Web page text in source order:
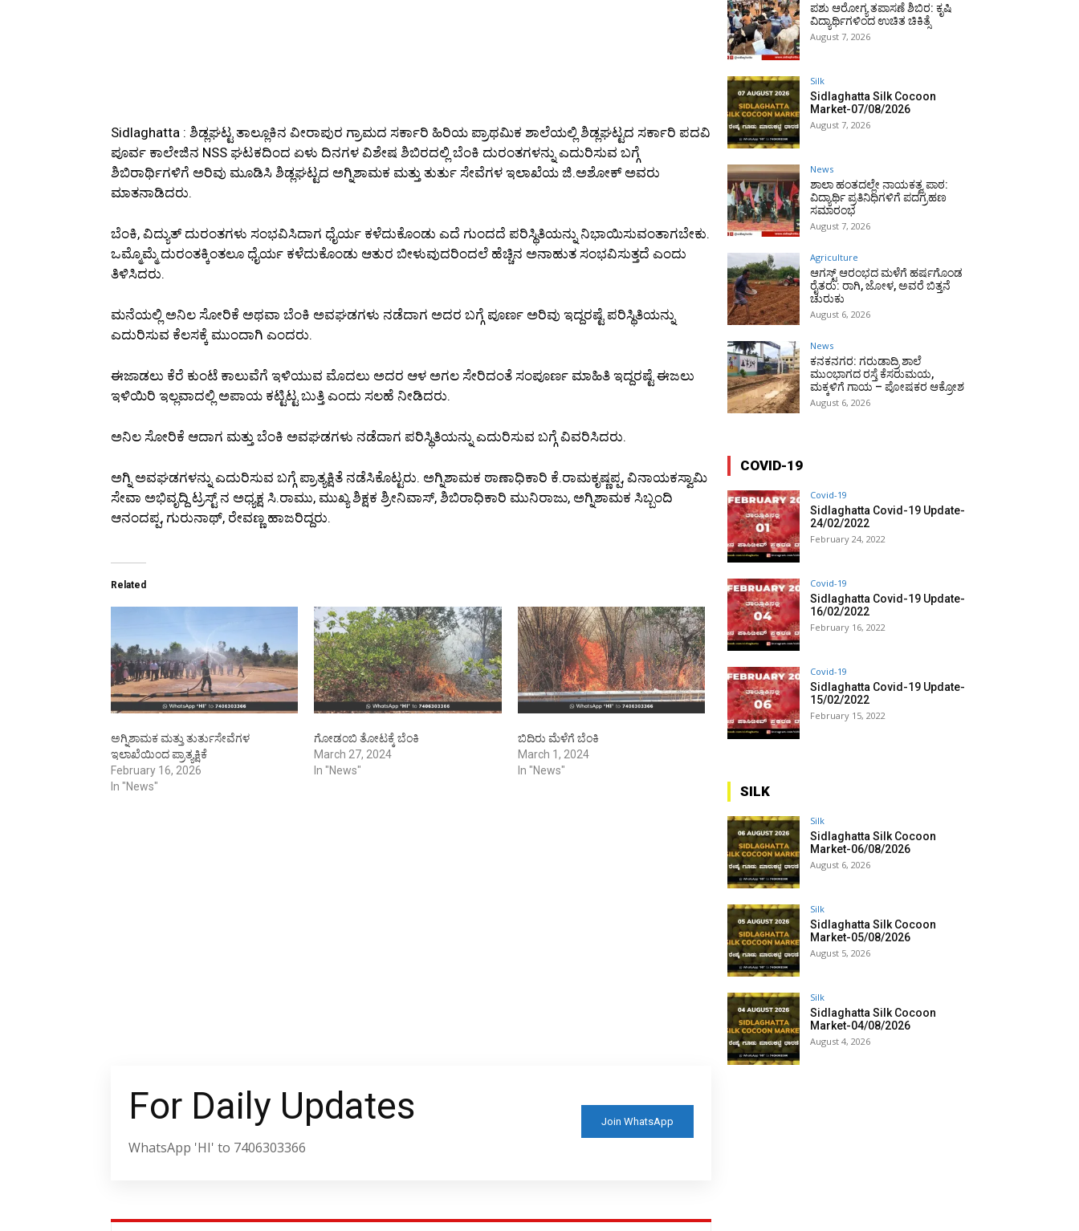
Sidlaghatta : ಶಿಡ್ಲಘಟ್ಟ ತಾಲ್ಲೂಕಿನ ವೀರಾಪುರ ಗ್ರಾಮದ ಸರ್ಕಾರಿ ಹಿರಿಯ ಪ್ರಾಥಮಿಕ ಶಾಲೆಯಲ್ಲಿ ಶಿಡ್ಲಘಟ್ಟದ ಸರ್ಕಾರಿ ಪದವಿ
ಪೂರ್ವ ಕಾಲೇಜಿನ NSS ಘಟಕದಿಂದ ಏಳು ದಿನಗಳ ವಿಶೇಷ ಶಿಬಿರದಲ್ಲಿ ಬೆಂಕಿ ದುರಂತಗಳನ್ನು ಎದುರಿಸುವ ಬಗ್ಗೆ
ಶಿಬಿರಾರ್ಥಿಗಳಿಗೆ ಅರಿವು ಮೂಡಿಸಿ ಶಿಡ್ಲಘಟ್ಟದ ಅಗ್ನಿಶಾಮಕ ಮತ್ತು ತುರ್ತು ಸೇವೆಗಳ ಇಲಾಖೆಯ ಜಿ.ಅಶೋಕ್ ಅವರು
ಮಾತನಾಡಿದರು.
ಬೆಂಕಿ, ವಿದ್ಯುತ್ ದುರಂತಗಳು ಸಂಭವಿಸಿದಾಗ ಧೈರ್ಯ ಕಳೆದುಕೊಂಡು ಎದೆ ಗುಂದದೆ ಪರಿಸ್ಥಿತಿಯನ್ನು ನಿಭಾಯಿಸುವಂತಾಗಬೇಕು.
ಒಮ್ಮೊಮ್ಮೆ ದುರಂತಕ್ಕಿಂತಲೂ ಧೈರ್ಯ ಕಳೆದುಕೊಂಡು ಆತುರ ಬೀಳುವುದರಿಂದಲೆ ಹೆಚ್ಚಿನ ಅನಾಹುತ ಸಂಭವಿಸುತ್ತದೆ ಎಂದು
ತಿಳಿಸಿದರು.
ಮನೆಯಲ್ಲಿ ಅನಿಲ ಸೋರಿಕೆ ಅಥವಾ ಬೆಂಕಿ ಅವಘಡಗಳು ನಡೆದಾಗ ಅದರ ಬಗ್ಗೆ ಪೂರ್ಣ ಅರಿವು ಇದ್ದರಷ್ಟೆ ಪರಿಸ್ಥಿತಿಯನ್ನು
ಎದುರಿಸುವ ಕೆಲಸಕ್ಕೆ ಮುಂದಾಗಿ ಎಂದರು.
ಈಜಾಡಲು ಕೆರೆ ಕುಂಟೆ ಕಾಲುವೆಗೆ ಇಳಿಯುವ ಮೊದಲು ಅದರ ಆಳ ಅಗಲ ಸೇರಿದಂತೆ ಸಂಪೂರ್ಣ ಮಾಹಿತಿ ಇದ್ದರಷ್ಟೆ ಈಜಲು
ಇಳಿಯಿರಿ ಇಲ್ಲವಾದಲ್ಲಿ ಅಪಾಯ ಕಟ್ಟಿಟ್ಟ ಬುತ್ತಿ ಎಂದು ಸಲಹೆ ನೀಡಿದರು.
ಅನಿಲ ಸೋರಿಕೆ ಆದಾಗ ಮತ್ತು ಬೆಂಕಿ ಅವಘಡಗಳು ನಡೆದಾಗ ಪರಿಸ್ಥಿತಿಯನ್ನು ಎದುರಿಸುವ ಬಗ್ಗೆ ವಿವರಿಸಿದರು.
ಅಗ್ನಿ ಅವಘಡಗಳನ್ನು ಎದುರಿಸುವ ಬಗ್ಗೆ ಪ್ರಾತ್ಯಕ್ಷಿತೆ ನಡೆಸಿಕೊಟ್ಟರು. ಅಗ್ನಿಶಾಮಕ ಠಾಣಾಧಿಕಾರಿ ಕೆ.ರಾಮಕೃಷ್ಣಪ್ಪ, ವಿನಾಯಕಸ್ವಾಮಿ
ಸೇವಾ ಅಭಿವೃದ್ದಿ ಟ್ರಸ್ಟ್ ನ ಅಧ್ಯಕ್ಷ ಸಿ.ರಾಮು, ಮುಖ್ಯ ಶಿಕ್ಷಕ ಶ್ರೀನಿವಾಸ್, ಶಿಬಿರಾಧಿಕಾರಿ ಮುನಿರಾಜು, ಅಗ್ನಿಶಾಮಕ ಸಿಬ್ಬಂದಿ
ಆನಂದಪ್ಪ, ಗುರುನಾಥ್, ರೇವಣ್ಣ ಹಾಜರಿದ್ದರು.
Related
ಅಗ್ನಿಶಾಮಕ ಮತ್ತು ತುರ್ತುಸೇವೆಗಳ
ಇಲಾಖೆಯಿಂದ ಪ್ರಾತ್ಯಕ್ಷಿಕೆ
February 16, 2026
In "News"
ಗೋಡಂಬಿ ತೋಟಕ್ಕೆ ಬೆಂಕಿ
March 27, 2024
In "News"
ಬಿದಿರು ಮೆಳೆಗೆ ಬೆಂಕಿ
March 1, 2024
In "News"
For Daily Updates
WhatsApp 'HI' to 7406303366
Join WhatsApp
ಪಶು ಆರೋಗ್ಯ ತಪಾಸಣೆ ಶಿಬಿರ: ಕೃಷಿ
ವಿದ್ಯಾರ್ಥಿಗಳಿಂದ ಉಚಿತ ಚಿಕಿತ್ಸೆ
August 7, 2026
Silk
Sidlaghatta Silk Cocoon
Market-07/08/2026
August 7, 2026
News
ಶಾಲಾ ಹಂತದಲ್ಲೇ ನಾಯಕತ್ವ ಪಾಠ:
ವಿದ್ಯಾರ್ಥಿ ಪ್ರತಿನಿಧಿಗಳಿಗೆ ಪದಗ್ರಹಣ
ಸಮಾರಂಭ
August 7, 2026
Agriculture
ಆಗಸ್ಟ್ ಆರಂಭದ ಮಳೆಗೆ ಹರ್ಷಗೊಂಡ
ರೈತರು: ರಾಗಿ, ಜೋಳ, ಅವರೆ ಬಿತ್ತನೆ
ಚುರುಕು
August 6, 2026
News
ಕನಕನಗರ: ಗರುಡಾದ್ರಿ ಶಾಲೆ
ಮುಂಭಾಗದ ರಸ್ತೆ ಕೆಸರುಮಯ,
ಮಕ್ಕಳಿಗೆ ಗಾಯ – ಪೋಷಕರ ಆಕ್ರೋಶ
August 6, 2026
COVID-19
Covid-19
Sidlaghatta Covid-19 Update-
24/02/2022
February 24, 2022
Covid-19
Sidlaghatta Covid-19 Update-
16/02/2022
February 16, 2022
Covid-19
Sidlaghatta Covid-19 Update-
15/02/2022
February 15, 2022
SILK
Silk
Sidlaghatta Silk Cocoon
Market-06/08/2026
August 6, 2026
Silk
Sidlaghatta Silk Cocoon
Market-05/08/2026
August 5, 2026
Silk
Sidlaghatta Silk Cocoon
Market-04/08/2026
August 4, 2026